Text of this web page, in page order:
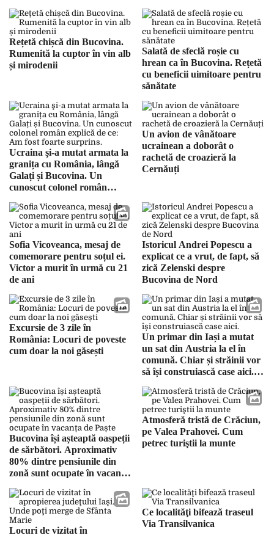
Rețetă chișcă din Bucovina.
Rumenită la cuptor în vin alb
și mirodenii
Salată de sfeclă roșie cu
hrean ca în Bucovina. Rețetă
cu beneficii uimitoare pentru
sănătate
Ucraina şi-a mutat armata la
granița cu România, lângă
Galați și Bucovina. Un
cunoscut colonel român
surprins.
Un avion de vânătoare
ucrainean a doborât o
rachetă de croazieră la
Cernăuți
Sofia Vicoveanca, mesaj de
comemorare pentru soțul ei.
Victor a murit în urmă cu 21
de ani
Istoricul Andrei Popescu a
explicat ce a vrut, de fapt, să
zică Zelenski despre
Bucovina de Nord
Excursie de 3 zile în
România: Locuri de poveste
cum doar la noi găsești
Un primar din Iași a mutat
un sat din Austria la el în
comună. Chiar și străinii vor
să își construiască case aici.
Europa”
Bucovina își așteaptă oaspeții
de sărbători. Aproximativ
80% dintre pensiunile din
zonă sunt ocupate în vacanța
Atmosferă tristă de Crăciun,
pe Valea Prahovei. Cum
petrec turiştii la munte
Locuri de vizitat în
Ce localităţi bifează traseul
Via Transilvanica